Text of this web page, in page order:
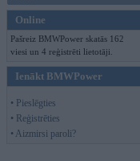
Online
Pašreiz BMWPower skatās 162
viesi un 4 reģistrēti lietotāji.
Ienākt BMWPower
• Pieslēgties
• Reģistrēties
• Aizmirsi paroli?